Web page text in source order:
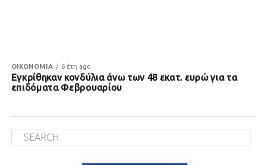
ΟΙΚΟΝΟΜΙΑ 6 έτη ago
Εγκρίθηκαν κονδύλια άνω των 48 εκατ. ευρώ για τα
επιδόματα Φεβρουαρίου